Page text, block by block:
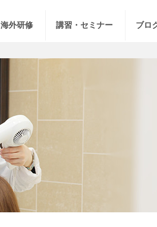
海外研修 講習・セミナー ブロ